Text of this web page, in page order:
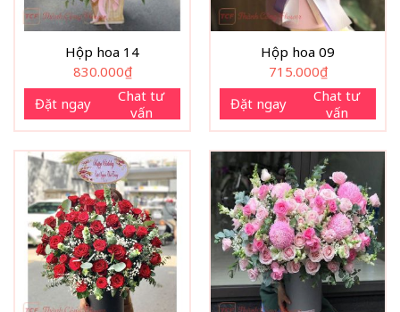
Hộp hoa 14
830.000₫
Đặt ngay
Chat tư
vấn
Hộp hoa 09
715.000₫
Đặt ngay
Chat tư
vấn